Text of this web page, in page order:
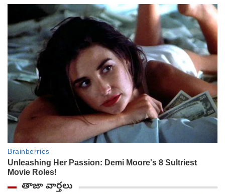
తాజా వార్తలు